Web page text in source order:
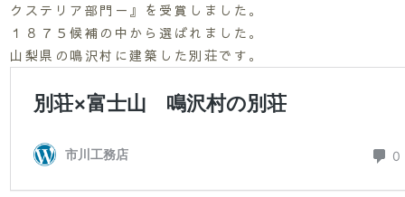
クステリア部門－』を受賞しました。
１８７５候補の中から選ばれました。
山梨県の鳴沢村に建築した別荘です。